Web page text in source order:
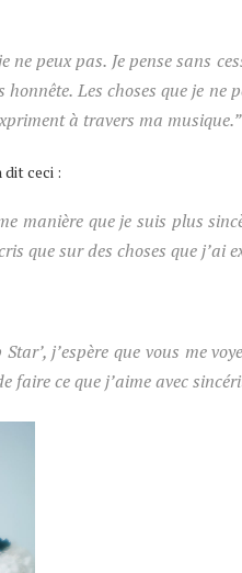
ne peux pas. Je pense sans
Les choses que je ne
à travers ma musique.”
dit ceci :
manière que je suis plus
que sur des choses que j’ai
j’espère que vous me
faire ce que j’aime avec